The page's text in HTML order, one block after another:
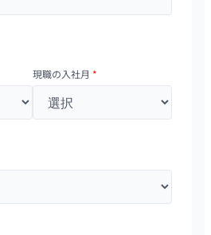
現職の入社月 *